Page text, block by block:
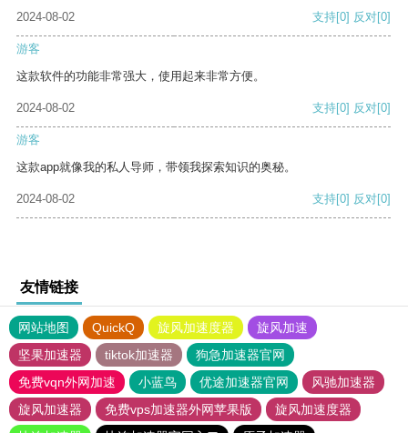
2024-08-02
支持[0] 反对[0]
游客
这款软件的功能非常强大，使用起来非常方便。
2024-08-02 支持[0] 反对[0]
游客
这款app就像我的私人导师，带领我探索知识的奥秘。
2024-08-02 支持[0] 反对[0]
友情链接
网站地图 QuickQ 旋风加速度器
旋风加速
坚果加速器
tiktok加速器
狗急加速器官网
免费vqn外网加速
小蓝鸟 优途加速器官网
风驰加速器
旋风加速器
免费vps加速器外网苹果版
旋风加速度器